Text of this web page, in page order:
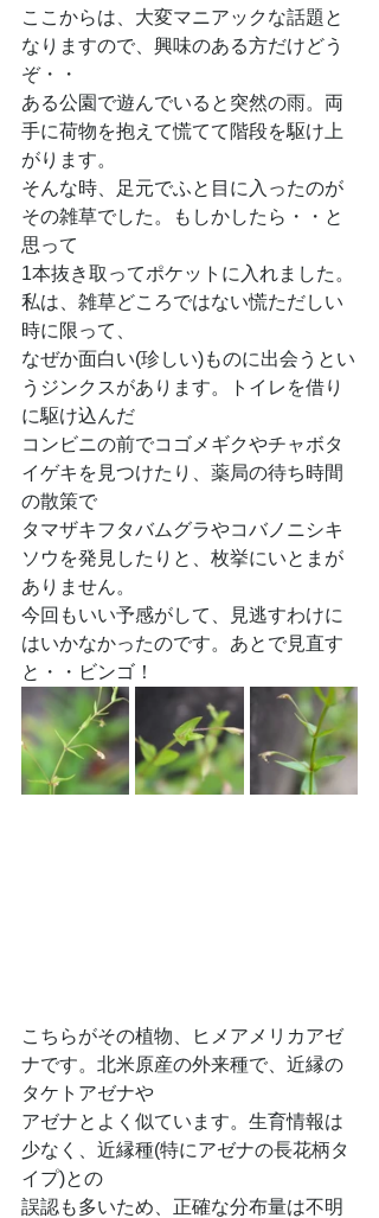
ここからは、大変マニアックな話題と
なりますので、興味のある方だけどう
ぞ・・
ある公園で遊んでいると突然の雨。両
手に荷物を抱えて慌てて階段を駆け上
がります。
そんな時、足元でふと目に入ったのが
その雑草でした。もしかしたら・・と
思って
1本抜き取ってポケットに入れました。
私は、雑草どころではない慌ただしい
時に限って、
なぜか面白い(珍しい)ものに出会うとい
うジンクスがあります。トイレを借り
に駆け込んだ
コンビニの前でコゴメギクやチャボタ
イゲキを見つけたり、薬局の待ち時間
の散策で
タマザキフタバムグラやコバノニシキ
ソウを発見したりと、枚挙にいとまが
ありません。
今回もいい予感がして、見逃すわけに
はいかなかったのです。あとで見直す
と・・ビンゴ！
こちらがその植物、ヒメアメリカアゼ
ナです。北米原産の外来種で、近縁の
タケトアゼナや
アゼナとよく似ています。生育情報は
少なく、近縁種(特にアゼナの長花柄タ
イプ)との
誤認も多いため、正確な分布量は不明